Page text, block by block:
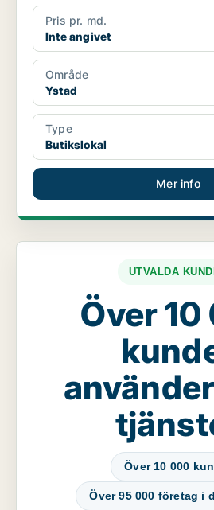
Pris pr. md.
Inte angivet
Område
Ystad
Type
Butikslokal
Mer info
UTVALDA
Över
Över 10 000
Över 95 000 företag i